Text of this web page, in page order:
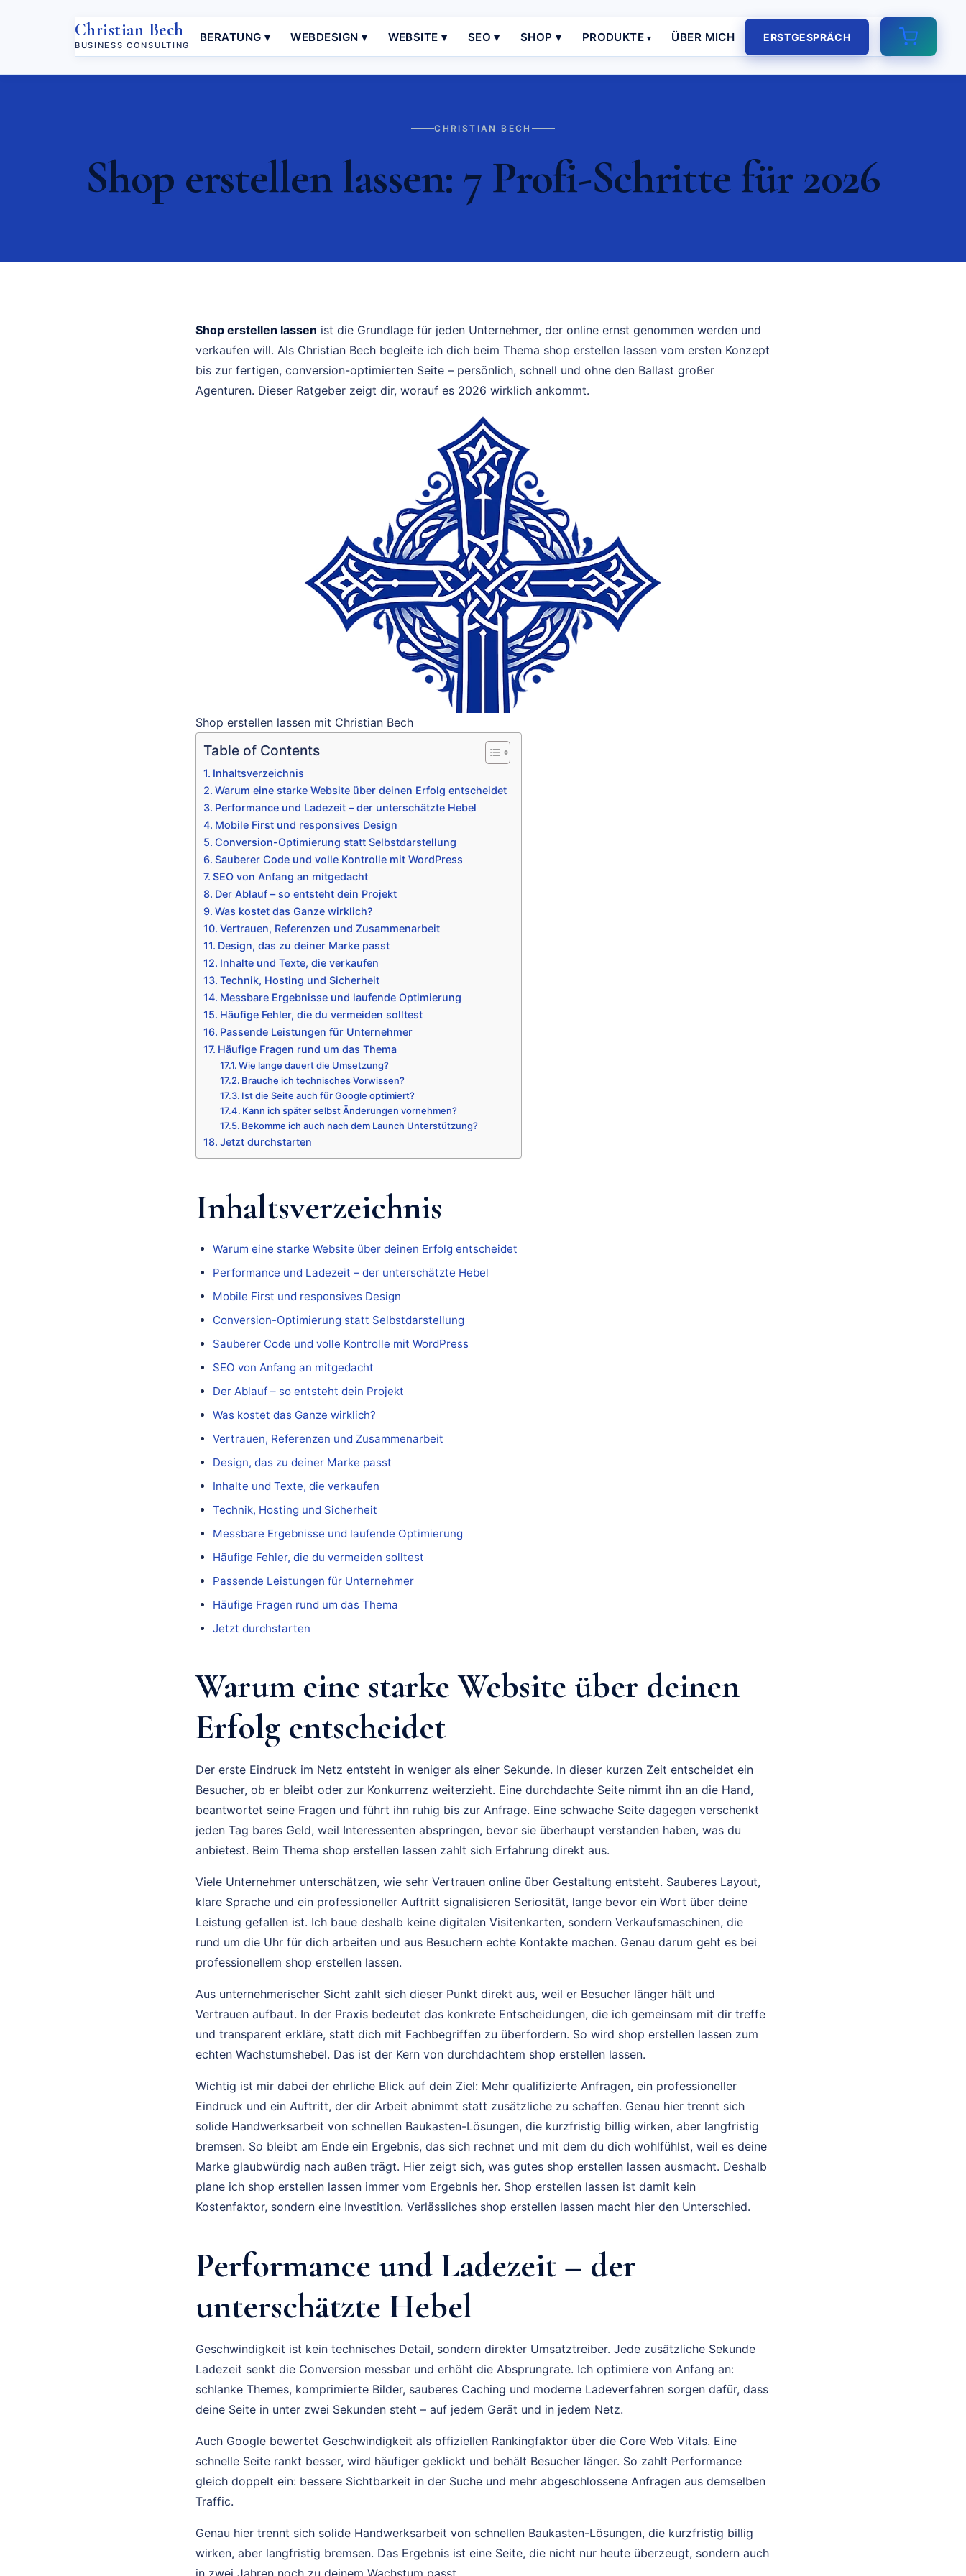
Christian Bech
BUSINESS CONSULTING
BERATUNG ▾ WEBDESIGN ▾ WEBSITE ▾ SEO ▾ SHOP ▾ PRODUKTE ÜBER MICH ERSTGESPRÄCH
CHRISTIAN BECH
Shop erstellen lassen: 7 Profi-Schritte für 2026
Shop erstellen lassen ist die Grundlage für jeden Unternehmer, der online ernst genommen werden und
verkaufen will. Als Christian Bech begleite ich dich beim Thema shop erstellen lassen vom ersten Konzept
bis zur fertigen, conversion-optimierten Seite – persönlich, schnell und ohne den Ballast großer
Agenturen. Dieser Ratgeber zeigt dir, worauf es 2026 wirklich ankommt.
Shop erstellen lassen mit Christian Bech
Table of Contents
Inhaltsverzeichnis
Warum eine starke Website über deinen Erfolg entscheidet
Performance und Ladezeit – der unterschätzte Hebel
Mobile First und responsives Design
Conversion-Optimierung statt Selbstdarstellung
Sauberer Code und volle Kontrolle mit WordPress
SEO von Anfang an mitgedacht
Der Ablauf – so entsteht dein Projekt
Was kostet das Ganze wirklich?
Vertrauen, Referenzen und Zusammenarbeit
Design, das zu deiner Marke passt
Inhalte und Texte, die verkaufen
Technik, Hosting und Sicherheit
Messbare Ergebnisse und laufende Optimierung
Häufige Fehler, die du vermeiden solltest
Passende Leistungen für Unternehmer
Häufige Fragen rund um das Thema
Wie lange dauert die Umsetzung?
Brauche ich technisches Vorwissen?
Ist die Seite auch für Google optimiert?
Kann ich später selbst Änderungen vornehmen?
Bekomme ich auch nach dem Launch Unterstützung?
Jetzt durchstarten
Inhaltsverzeichnis
Warum eine starke Website über deinen Erfolg entscheidet
Performance und Ladezeit – der unterschätzte Hebel
Mobile First und responsives Design
Conversion-Optimierung statt Selbstdarstellung
Sauberer Code und volle Kontrolle mit WordPress
SEO von Anfang an mitgedacht
Der Ablauf – so entsteht dein Projekt
Was kostet das Ganze wirklich?
Vertrauen, Referenzen und Zusammenarbeit
Design, das zu deiner Marke passt
Inhalte und Texte, die verkaufen
Technik, Hosting und Sicherheit
Messbare Ergebnisse und laufende Optimierung
Häufige Fehler, die du vermeiden solltest
Passende Leistungen für Unternehmer
Häufige Fragen rund um das Thema
Jetzt durchstarten
Warum eine starke Website über deinen
Erfolg entscheidet
Der erste Eindruck im Netz entsteht in weniger als einer Sekunde. In dieser kurzen Zeit entscheidet ein
Besucher, ob er bleibt oder zur Konkurrenz weiterzieht. Eine durchdachte Seite nimmt ihn an die Hand,
beantwortet seine Fragen und führt ihn ruhig bis zur Anfrage. Eine schwache Seite dagegen verschenkt
jeden Tag bares Geld, weil Interessenten abspringen, bevor sie überhaupt verstanden haben, was du
anbietest. Beim Thema shop erstellen lassen zahlt sich Erfahrung direkt aus.
Viele Unternehmer unterschätzen, wie sehr Vertrauen online über Gestaltung entsteht. Sauberes Layout,
klare Sprache und ein professioneller Auftritt signalisieren Seriosität, lange bevor ein Wort über deine
Leistung gefallen ist. Ich baue deshalb keine digitalen Visitenkarten, sondern Verkaufsmaschinen, die
rund um die Uhr für dich arbeiten und aus Besuchern echte Kontakte machen. Genau darum geht es bei
professionellem shop erstellen lassen.
Aus unternehmerischer Sicht zahlt sich dieser Punkt direkt aus, weil er Besucher länger hält und
Vertrauen aufbaut. In der Praxis bedeutet das konkrete Entscheidungen, die ich gemeinsam mit dir treffe
und transparent erkläre, statt dich mit Fachbegriffen zu überfordern. So wird shop erstellen lassen zum
echten Wachstumshebel. Das ist der Kern von durchdachtem shop erstellen lassen.
Wichtig ist mir dabei der ehrliche Blick auf dein Ziel: Mehr qualifizierte Anfragen, ein professioneller
Eindruck und ein Auftritt, der dir Arbeit abnimmt statt zusätzliche zu schaffen. Genau hier trennt sich
solide Handwerksarbeit von schnellen Baukasten-Lösungen, die kurzfristig billig wirken, aber langfristig
bremsen. So bleibt am Ende ein Ergebnis, das sich rechnet und mit dem du dich wohlfühlst, weil es deine
Marke glaubwürdig nach außen trägt. Hier zeigt sich, was gutes shop erstellen lassen ausmacht. Deshalb
plane ich shop erstellen lassen immer vom Ergebnis her. Shop erstellen lassen ist damit kein
Kostenfaktor, sondern eine Investition. Verlässliches shop erstellen lassen macht hier den Unterschied.
Performance und Ladezeit – der
unterschätzte Hebel
Geschwindigkeit ist kein technisches Detail, sondern direkter Umsatztreiber. Jede zusätzliche Sekunde
Ladezeit senkt die Conversion messbar und erhöht die Absprungrate. Ich optimiere von Anfang an:
schlanke Themes, komprimierte Bilder, sauberes Caching und moderne Ladeverfahren sorgen dafür, dass
deine Seite in unter zwei Sekunden steht – auf jedem Gerät und in jedem Netz.
Auch Google bewertet Geschwindigkeit als offiziellen Rankingfaktor über die Core Web Vitals. Eine
schnelle Seite rankt besser, wird häufiger geklickt und behält Besucher länger. So zahlt Performance
gleich doppelt ein: bessere Sichtbarkeit in der Suche und mehr abgeschlossene Anfragen aus demselben
Traffic.
Genau hier trennt sich solide Handwerksarbeit von schnellen Baukasten-Lösungen, die kurzfristig billig
wirken, aber langfristig bremsen. Das Ergebnis ist eine Seite, die nicht nur heute überzeugt, sondern auch
in zwei Jahren noch zu deinem Wachstum passt.